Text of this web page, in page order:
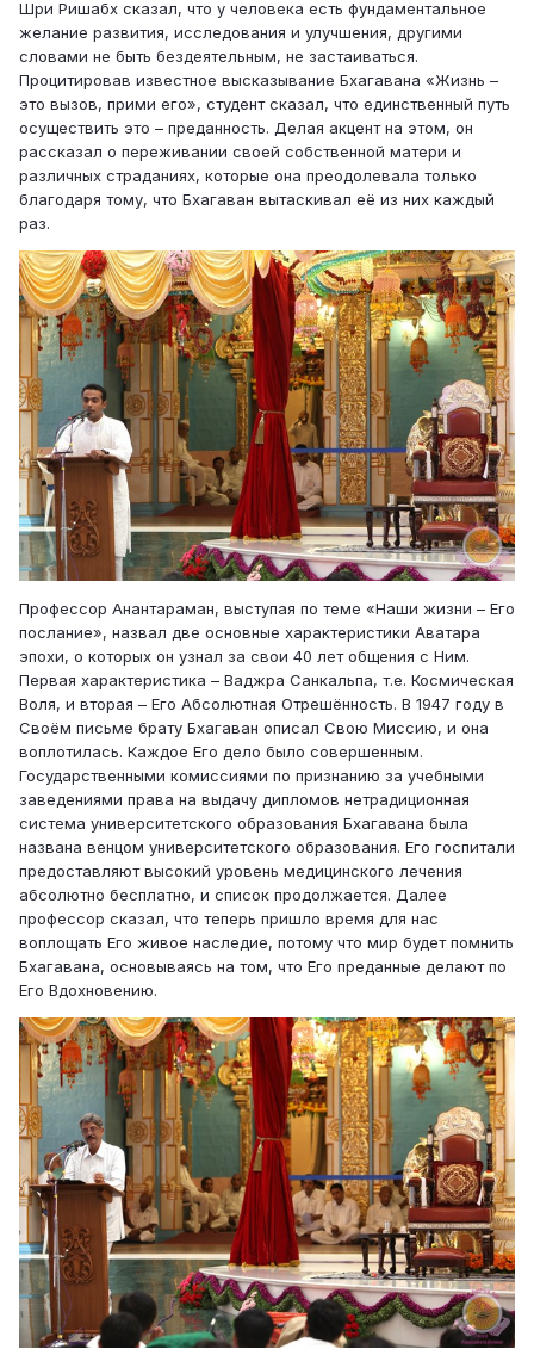
Шри Ришабх сказал, что у человека есть фундаментальное
желание развития, исследования и улучшения, другими
словами не быть бездеятельным, не застаиваться.
Процитировав известное высказывание Бхагавана «Жизнь –
это вызов, прими его», студент сказал, что единственный путь
осуществить это – преданность. Делая акцент на этом, он
рассказал о переживании своей собственной матери и
различных страданиях, которые она преодолевала только
благодаря тому, что Бхагаван вытаскивал её из них каждый
раз.
Профессор Анантараман, выступая по теме «Наши жизни – Его
послание», назвал две основные характеристики Аватара
эпохи, о которых он узнал за свои 40 лет общения с Ним.
Первая характеристика – Ваджра Санкальпа, т.е. Космическая
Воля, и вторая – Его Абсолютная Отрешённость. В 1947 году в
Своём письме брату Бхагаван описал Свою Миссию, и она
воплотилась. Каждое Его дело было совершенным.
Государственными комиссиями по признанию за учебными
заведениями права на выдачу дипломов нетрадиционная
система университетского образования Бхагавана была
названа венцом университетского образования. Его госпитали
предоставляют высокий уровень медицинского лечения
абсолютно бесплатно, и список продолжается. Далее
профессор сказал, что теперь пришло время для нас
воплощать Его живое наследие, потому что мир будет помнить
Бхагавана, основываясь на том, что Его преданные делают по
Его Вдохновению.